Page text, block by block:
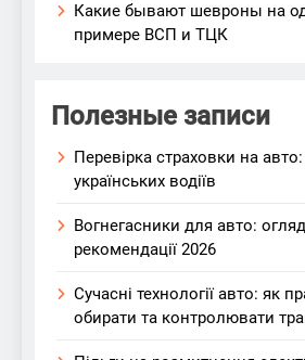
Какие бывают шевроны на
примере ВСП и ТЦК
Полезные записи
Перевірка страховки на авто:
українських водіїв
Вогнегасники для авто:
рекомендації 2026
Сучасні технології авто: як
обирати та контролювати